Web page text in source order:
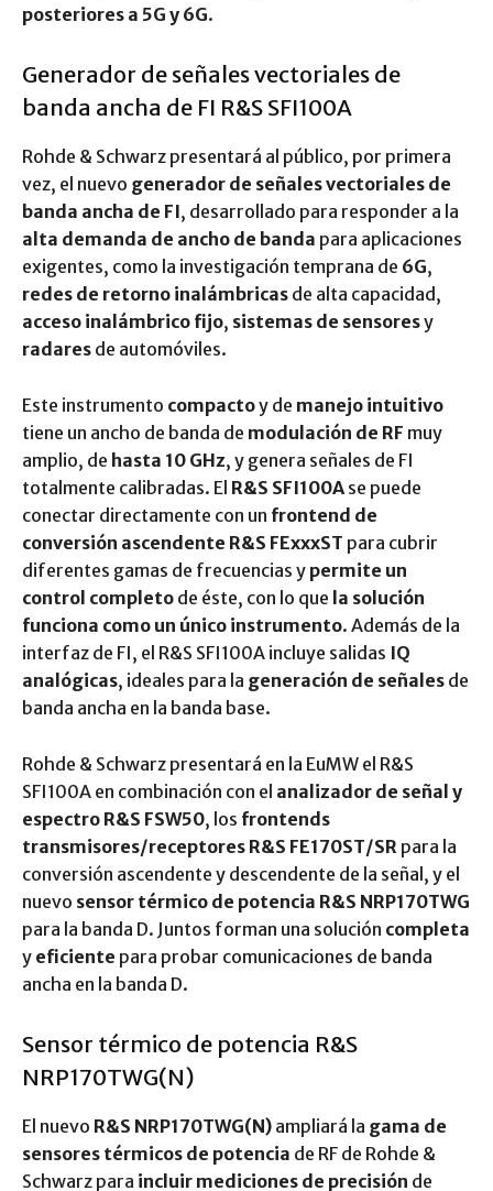
posteriores a 5G y 6G.
Generador de señales vectoriales de
banda ancha de FI R&S SFI100A
Rohde & Schwarz presentará al público, por primera
vez, el nuevo generador de señales vectoriales de
banda ancha de FI, desarrollado para responder a la
alta demanda de ancho de banda para aplicaciones
exigentes, como la investigación temprana de 6G,
redes de retorno inalámbricas de alta capacidad,
acceso inalámbrico fijo, sistemas de sensoresy
radares de automóviles.
Este instrumento compactoy de manejo intuitivo
tiene un ancho de banda de modulación de RF muy
amplio, de hasta 10 GHz, y genera señales de FI
totalmente calibradas. El R&S SFI100A se puede
conectar directamente con un frontend de
conversión ascendente R&S FExxxST para cubrir
diferentes gamas de frecuencias y permite un
control completo de éste, con lo que la solución
funciona como un único instrumento. Además de la
interfaz de FI, el R&S SFI100A incluye salidas IQ
analógicas, ideales para la generación de señales de
banda ancha en la banda base.
Rohde & Schwarz presentará en la EuMW el R&S
SFI100A en combinación con el analizador de señal y
espectro R&S FSW50, los frontends
transmisores/receptores R&S FE170ST/SR para la
conversión ascendente y descendente de la señal, y el
nuevo sensor térmico de potencia R&S NRP170TWG
para la banda D. Juntos forman una solución completa
y eficiente para probar comunicaciones de banda
ancha en la banda D.
Sensor térmico de potencia R&S
NRP170TWG(N)
El nuevo R&S NRP170TWG(N) ampliará la gama de
sensores térmicos de potencia de RF de Rohde &
Schwarz para incluir mediciones de precisión de